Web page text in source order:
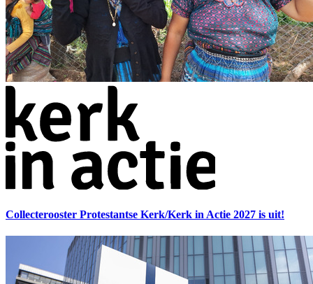
Collecterooster Protestantse Kerk/Kerk in Actie 2027 is uit!